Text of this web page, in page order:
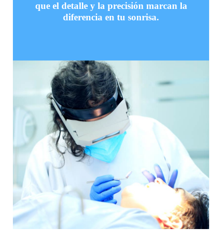
que el detalle y la precisión marcan la
diferencia en tu sonrisa.